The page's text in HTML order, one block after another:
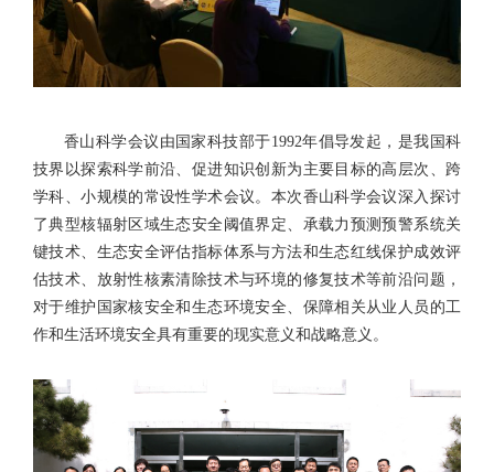
香山科学会议由国家科技部于1992年倡导发起，是我国科
技界以探索科学前沿、促进知识创新为主要目标的高层次、跨
学科、小规模的常设性学术会议。本次香山科学会议深入探讨
了典型核辐射区域生态安全阈值界定、承载力预测预警系统关
键技术、生态安全评估指标体系与方法和生态红线保护成效评
估技术、放射性核素清除技术与环境的修复技术等前沿问题，
对于维护国家核安全和生态环境安全、保障相关从业人员的工
作和生活环境安全具有重要的现实意义和战略意义。